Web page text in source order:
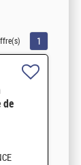
1
de